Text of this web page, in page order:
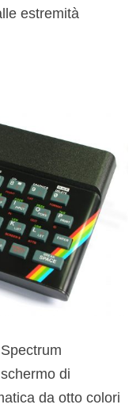
estremità
di
da otto colori